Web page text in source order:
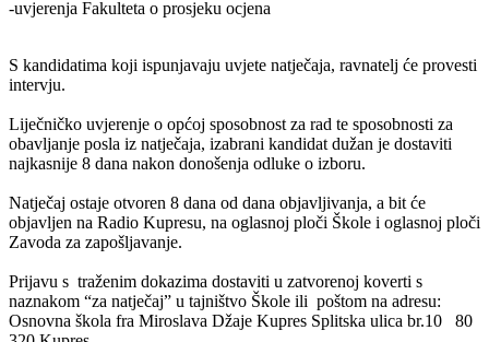
-uvjerenja Fakulteta o prosjeku ocjena
S kandidatima koji ispunjavaju uvjete natječaja, ravnatelj će provesti
intervju.
Liječničko uvjerenje o općoj sposobnost za rad te sposobnosti za
obavljanje posla iz natječaja, izabrani kandidat dužan je dostaviti
najkasnije 8 dana nakon donošenja odluke o izboru.
Natječaj ostaje otvoren 8 dana od dana objavljivanja, a bit će
objavljen na Radio Kupresu, na oglasnoj ploči Škole i oglasnoj ploči
Zavoda za zapošljavanje.
Prijavu s traženim dokazima dostaviti u zatvorenoj koverti s
naznakom “za natječaj” u tajništvo Škole ili poštom na adresu:
Osnovna škola fra Miroslava Džaje Kupres Splitska ulica br.10 80